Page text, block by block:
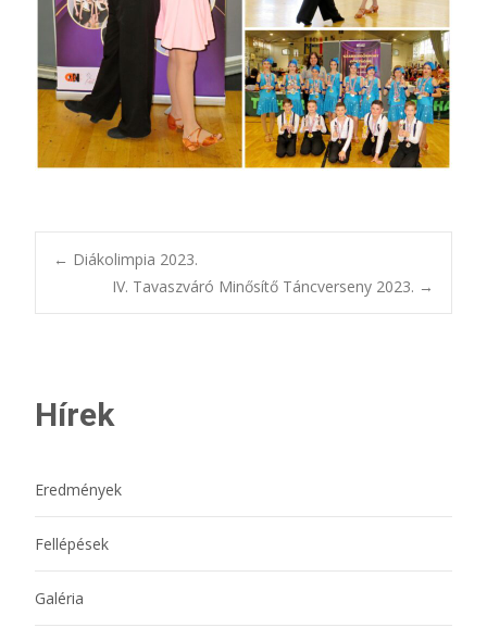
← Diákolimpia 2023.
IV. Tavaszváró Minősítő Táncverseny 2023. →
Hírek
Eredmények
Fellépések
Galéria